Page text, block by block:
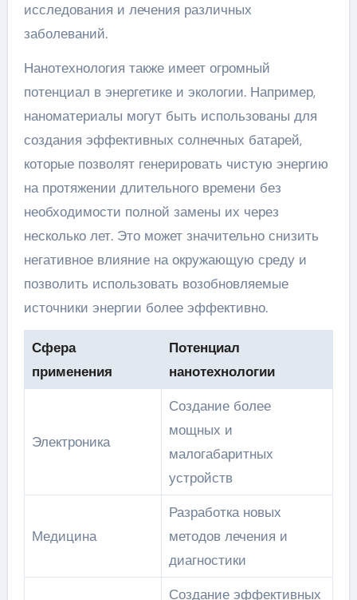
исследования и лечения различных
заболеваний.
Нанотехнология также имеет огромный
потенциал в энергетике и экологии. Например,
наноматериалы могут быть использованы для
создания эффективных солнечных батарей,
которые позволят генерировать чистую энергию
на протяжении длительного времени без
необходимости полной замены их через
несколько лет. Это может значительно снизить
негативное влияние на окружающую среду и
позволить использовать возобновляемые
источники энергии более эффективно.
Сфера
применения
Потенциал
нанотехнологии
Электроника
Создание более
мощных и
малогабаритных
устройств
Медицина
Разработка новых
методов лечения и
диагностики
Создание эффективных